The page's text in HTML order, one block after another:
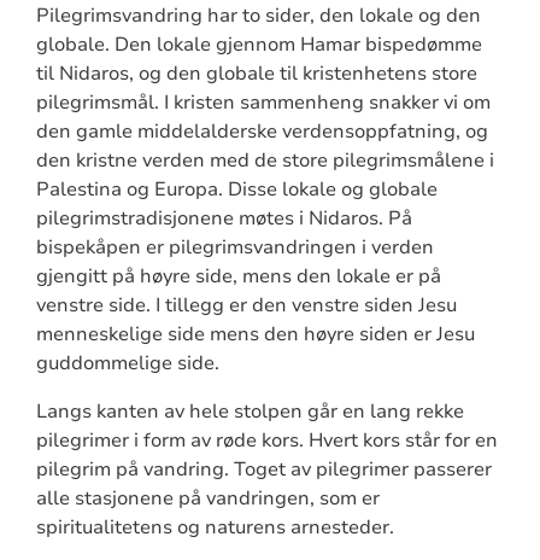
Pilegrimsvandring har to sider, den lokale og den
globale. Den lokale gjennom Hamar bispedømme
til Nidaros, og den globale til kristenhetens store
pilegrimsmål. I kristen sammenheng snakker vi om
den gamle middelalderske verdensoppfatning, og
den kristne verden med de store pilegrimsmålene i
Palestina og Europa. Disse lokale og globale
pilegrimstradisjonene møtes i Nidaros. På
bispekåpen er pilegrimsvandringen i verden
gjengitt på høyre side, mens den lokale er på
venstre side. I tillegg er den venstre siden Jesu
menneskelige side mens den høyre siden er Jesu
guddommelige side.
Langs kanten av hele stolpen går en lang rekke
pilegrimer i form av røde kors. Hvert kors står for en
pilegrim på vandring. Toget av pilegrimer passerer
alle stasjonene på vandringen, som er
spiritualitetens og naturens arnesteder.